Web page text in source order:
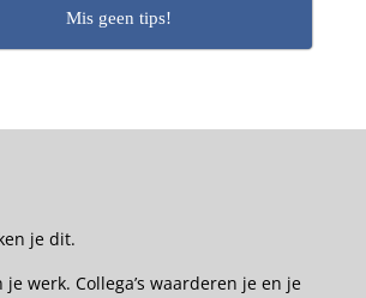
Mis geen tips!
je dit.
je werk. Collega’s waarderen je en je